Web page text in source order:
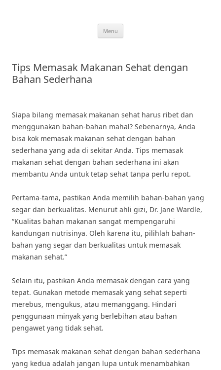
Menu
Tips Memasak Makanan Sehat dengan
Bahan Sederhana
Siapa bilang memasak makanan sehat harus ribet dan
menggunakan bahan-bahan mahal? Sebenarnya, Anda
bisa kok memasak makanan sehat dengan bahan
sederhana yang ada di sekitar Anda. Tips memasak
makanan sehat dengan bahan sederhana ini akan
membantu Anda untuk tetap sehat tanpa perlu repot.
Pertama-tama, pastikan Anda memilih bahan-bahan yang
segar dan berkualitas. Menurut ahli gizi, Dr. Jane Wardle,
“Kualitas bahan makanan sangat mempengaruhi
kandungan nutrisinya. Oleh karena itu, pilihlah bahan-
bahan yang segar dan berkualitas untuk memasak
makanan sehat.”
Selain itu, pastikan Anda memasak dengan cara yang
tepat. Gunakan metode memasak yang sehat seperti
merebus, mengukus, atau memanggang. Hindari
penggunaan minyak yang berlebihan atau bahan
pengawet yang tidak sehat.
Tips memasak makanan sehat dengan bahan sederhana
yang kedua adalah jangan lupa untuk menambahkan